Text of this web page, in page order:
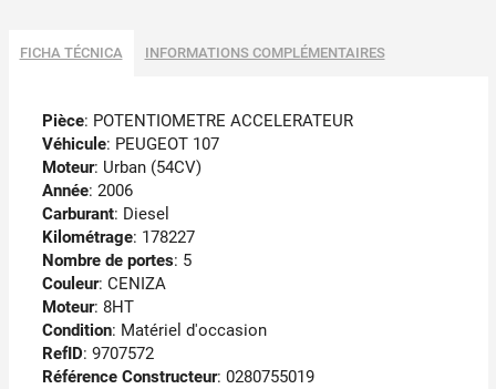
FICHA TÉCNICA INFORMATIONS COMPLÉMENTAIRES
Pièce: POTENTIOMETRE ACCELERATEUR
Véhicule: PEUGEOT 107
Moteur: Urban (54CV)
Année: 2006
Carburant: Diesel
Kilométrage: 178227
Nombre de portes: 5
Couleur: CENIZA
Moteur: 8HT
Condition: Matériel d'occasion
RefID: 9707572
Référence Constructeur: 0280755019